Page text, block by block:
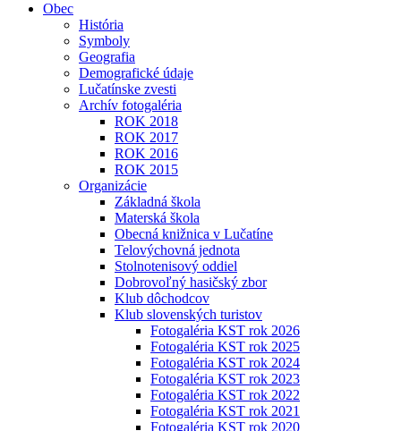
Obec
História
Symboly
Geografia
Demografické údaje
Lučatínske zvesti
Archív fotogaléria
ROK 2018
ROK 2017
ROK 2016
ROK 2015
Organizácie
Základná škola
Materská škola
Obecná knižnica v Lučatíne
Telovýchovná jednota
Stolnotenisový oddiel
Dobrovoľný hasičský zbor
Klub dôchodcov
Klub slovenských turistov
Fotogaléria KST rok 2026
Fotogaléria KST rok 2025
Fotogaléria KST rok 2024
Fotogaléria KST rok 2023
Fotogaléria KST rok 2022
Fotogaléria KST rok 2021
Fotogaléria KST rok 2020